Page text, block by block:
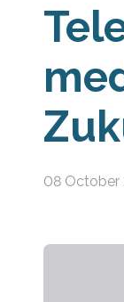
08 October